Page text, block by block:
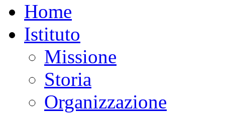
Home
Istituto
Missione
Storia
Organizzazione